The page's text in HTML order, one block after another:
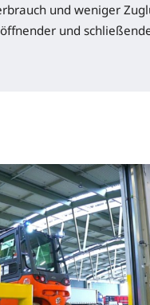
und weniger
und